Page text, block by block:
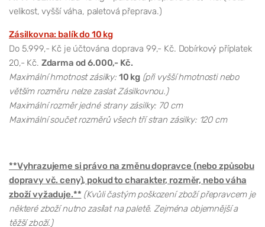
velikost, vyšší váha, paletová přeprava.)
Zásilkovna: balík do 10 kg
Do 5.999,- Kč je účtována doprava 99,- Kč. Dobírkový příplatek
20,- Kč. Zdarma od 6.000,- Kč.
Maximální hmotnost zásilky: 10 kg (při vyšší hmotnosti nebo
větším rozměru nelze zaslat Zásilkovnou.)
Maximální rozměr jedné strany zásilky: 70 cm
Maximální součet rozměrů všech tří stran zásilky: 120 cm
**Vyhrazujeme si právo na změnu dopravce (nebo způsobu
dopravy vč. ceny), pokud to charakter, rozměr, nebo váha
zboží vyžaduje.** (Kvůli častým poškození zboží přepravcem je
některé zboží nutno zasílat na paletě. Zejména objemnější a
těžší zboží.)